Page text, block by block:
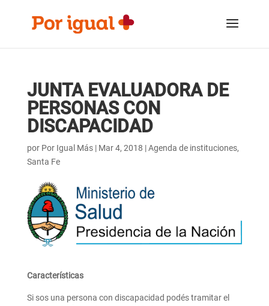
contenido
navegación
JUNTA EVALUADORA DE
PERSONAS CON
DISCAPACIDAD
por Por Igual Más| Mar 4, 2018 |Agenda de instituciones,
Santa Fe
Características
Si sos una persona con discapacidad podés tramitar el